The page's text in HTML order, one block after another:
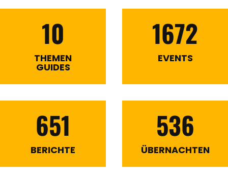
10
THEMEN
GUIDES
1672
EVENTS
651
BERICHTE
536
ÜBERNACHTEN